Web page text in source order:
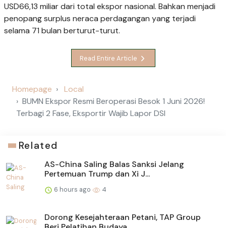
USD66,13 miliar dari total ekspor nasional. Bahkan menjadi
penopang surplus neraca perdagangan yang terjadi
selama 71 bulan berturut-turut.
Read Entire Article
Homepage
Local
BUMN Ekspor Resmi Beroperasi Besok 1 Juni 2026!
Terbagi 2 Fase, Eksportir Wajib Lapor DSI
Related
AS-China Saling Balas Sanksi Jelang
Pertemuan Trump dan Xi J...
6 hours ago 4
Dorong Kesejahteraan Petani, TAP Group